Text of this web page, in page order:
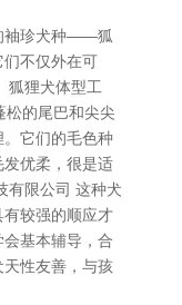
袖珍犬种——狐
不仅外在可
狐狸犬体型工
松的尾巴和尖尖
它们的毛色种
优柔，很是适
有限公司 这种犬
较强的顺应才
基本辅导，合
性友善，与孩